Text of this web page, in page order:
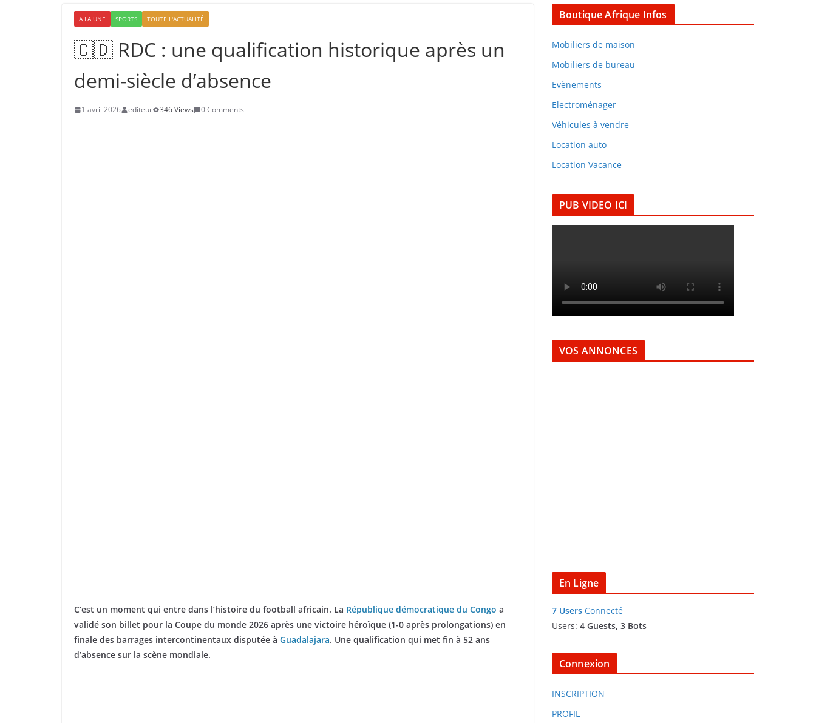
A LA UNE SPORTS TOUTE L'ACTUALITÉ
🇨🇩 RDC : une qualification historique après un
demi-siècle d’absence
1 avril 2026 editeur 346 Views 0 Comments
C’est un moment qui entre dans l’histoire du football africain. La République démocratique du Congo a
validé son billet pour la Coupe du monde 2026 après une victoire héroïque (1-0 après prolongations) en
finale des barrages intercontinentaux disputée à Guadalajara. Une qualification qui met fin à 52 ans
d’absence sur la scène mondiale.
Boutique Afrique Infos
Mobiliers de maison
Mobiliers de bureau
Evènements
Electroménager
Véhicules à vendre
Location auto
Location Vacance
PUB VIDEO ICI
VOS ANNONCES
En Ligne
7 Users Connecté
Users: 4 Guests, 3 Bots
Connexion
INSCRIPTION
PROFIL